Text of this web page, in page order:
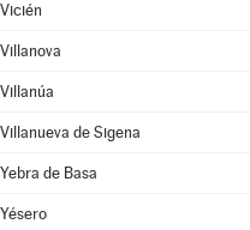
Vicién
Villanova
Villanúa
Villanueva de Sigena
Yebra de Basa
Yésero